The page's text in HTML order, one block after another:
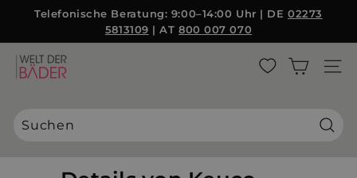
Pause
Diashow
Telefonische Beratung: 9:00–14:00 Uhr | DE 02273
5813109 | AT800 007 070
W
e
d